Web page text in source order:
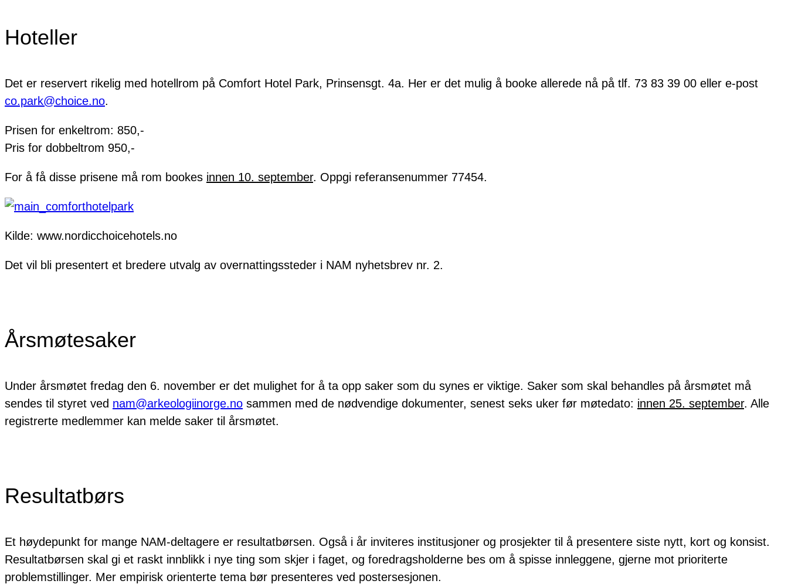
Hoteller
Det er reservert rikelig med hotellrom på Comfort Hotel Park, Prinsensgt. 4a. Her er det mulig å booke allerede nå på tlf. 73 83 39 00 eller e-post
co.park@choice.no.
Prisen for enkeltrom: 850,-
Pris for dobbeltrom 950,-
For å få disse prisene må rom bookes innen 10. september. Oppgi referansenummer 77454.
Kilde: www.nordicchoicehotels.no
Det vil bli presentert et bredere utvalg av overnattingssteder i NAM nyhetsbrev nr. 2.
Årsmøtesaker
Under årsmøtet fredag den 6. november er det mulighet for å ta opp saker som du synes er viktige. Saker som skal behandles på årsmøtet må
sendes til styret ved nam@arkeologiinorge.no sammen med de nødvendige dokumenter, senest seks uker før møtedato: innen 25. september. Alle
registrerte medlemmer kan melde saker til årsmøtet.
Resultatbørs
Et høydepunkt for mange NAM-deltagere er resultatbørsen. Også i år inviteres institusjoner og prosjekter til å presentere siste nytt, kort og konsist.
Resultatbørsen skal gi et raskt innblikk i nye ting som skjer i faget, og foredragsholderne bes om å spisse innleggene, gjerne mot prioriterte
problemstillinger. Mer empirisk orienterte tema bør presenteres ved postersesjonen.